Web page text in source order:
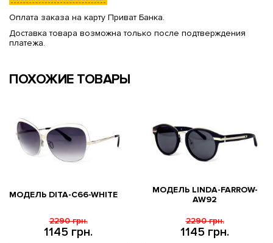
Оплата заказа на карту Приват Банка.
Доставка товара возможна только после подтверждения
платежа.
ПОХОЖИЕ ТОВАРЫ
МОДЕЛЬ DITA-C66-WHITE
1145 грн.
2290 грн.
МОДЕЛЬ LINDA-FARROW-
AW92
1145 грн.
2290 грн.